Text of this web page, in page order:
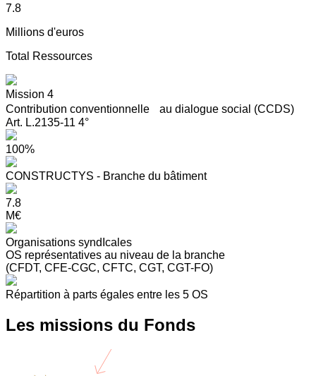
7.8
Millions d'euros
Total Ressources
Mission 4
Contribution conventionnelle au dialogue social (CCDS)
Art. L.2135-11 4°
100%
CONSTRUCTYS - Branche du bâtiment
7.8
M€
Organisations syndIcales
OS représentatives au niveau de la branche
(CFDT, CFE-CGC, CFTC, CGT, CGT-FO)
Répartition à parts égales entre les 5 OS
Les missions du Fonds